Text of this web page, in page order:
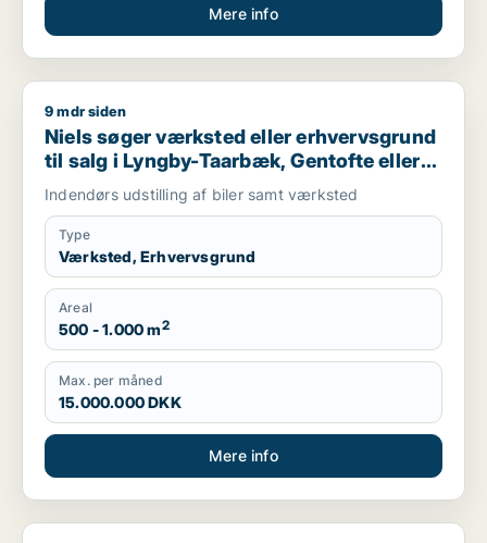
Mere info
Niels søger værksted eller erhvervsgrund til salg i Lyngby-
9 mdr siden
Niels søger værksted eller erhvervsgrund
til salg i Lyngby-Taarbæk, Gentofte eller
Holte m.fl.
Indendørs udstilling af biler samt værksted
Type
Værksted, Erhvervsgrund
Areal
500 - 1.000 m2
Max. per måned
15.000.000 DKK
Mere info